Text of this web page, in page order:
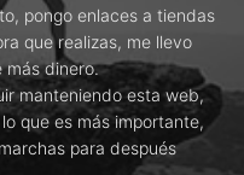
pongo enlaces a tiendas
que realizas, me llevo
más dinero.
manteniendo esta web,
que es más importante,
para después